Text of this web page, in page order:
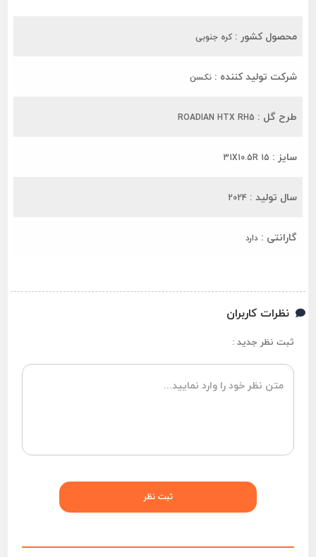
محصول کشور : کره جنوبی
شرکت تولید کننده : نکسن
طرح گل : ROADIAN HTX RH5
سایز : 31X10.5R 15
سال تولید : 2024
گارانتی : دارد
نظرات کاربران
ثبت نظر جدید :